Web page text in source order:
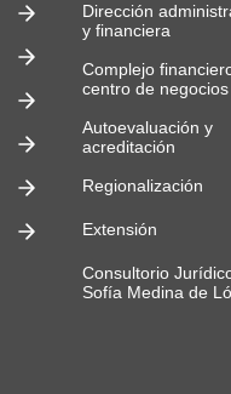
Dirección
y financiera
Complejo
centro de negocios
Autoevaluación y
acreditación
Regionalización
Extensión
Consultorio
Sofía Medina de